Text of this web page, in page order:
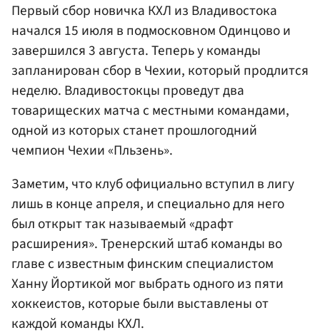
Первый сбор новичка КХЛ из Владивостока
начался 15 июля в подмосковном Одинцово и
завершился 3 августа. Теперь у команды
запланирован сбор в Чехии, который продлится
неделю. Владивостокцы проведут два
товарищеских матча с местными командами,
одной из которых станет прошлогодний
чемпион Чехии «Пльзень».
Заметим, что клуб официально вступил в лигу
лишь в конце апреля, и специально для него
был открыт так называемый «драфт
расширения». Тренерский штаб команды во
главе с известным финским специалистом
Ханну Йортикой мог выбрать одного из пяти
хоккеистов, которые были выставлены от
каждой команды КХЛ.